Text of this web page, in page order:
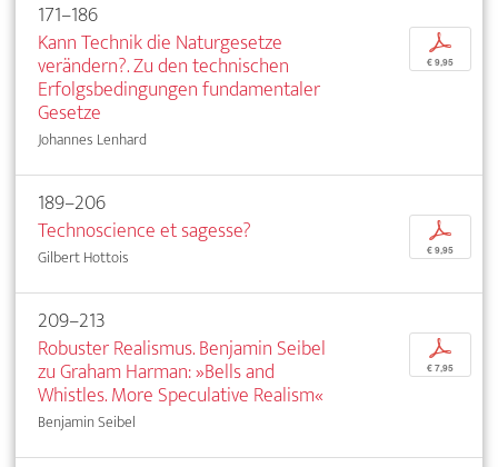
171–186
Kann Technik die Naturgesetze
verändern?. Zu den technischen
Erfolgsbedingungen fundamentaler
Gesetze
Johannes Lenhard
p
€ 9,95
189–206
Technoscience et sagesse?
Gilbert Hottois
p
€ 9,95
209–213
Robuster Realismus. Benjamin Seibel
zu Graham Harman: »Bells and
Whistles. More Speculative Realism«
Benjamin Seibel
p
€ 7,95